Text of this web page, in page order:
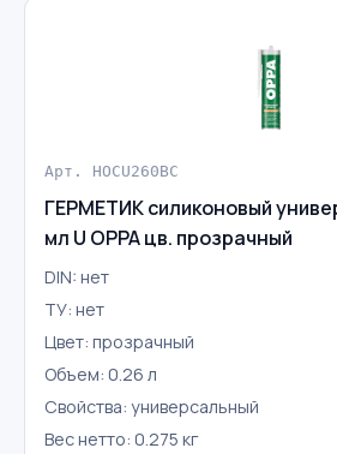
Арт. HOCU260BC
ГЕРМЕТИК силиконовый
мл U OPPA цв. прозрачный
DIN: нет
ТУ: нет
Цвет: прозрачный
Объем: 0.26 л
Свойства: универсальный
Вес нетто: 0.275 кг